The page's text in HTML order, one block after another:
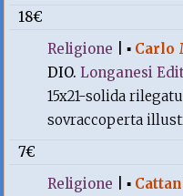
18€
Religione |▪ Carlo
DIO.Longanesi
15x21-solida
sovraccoperta
7€
Religione |▪